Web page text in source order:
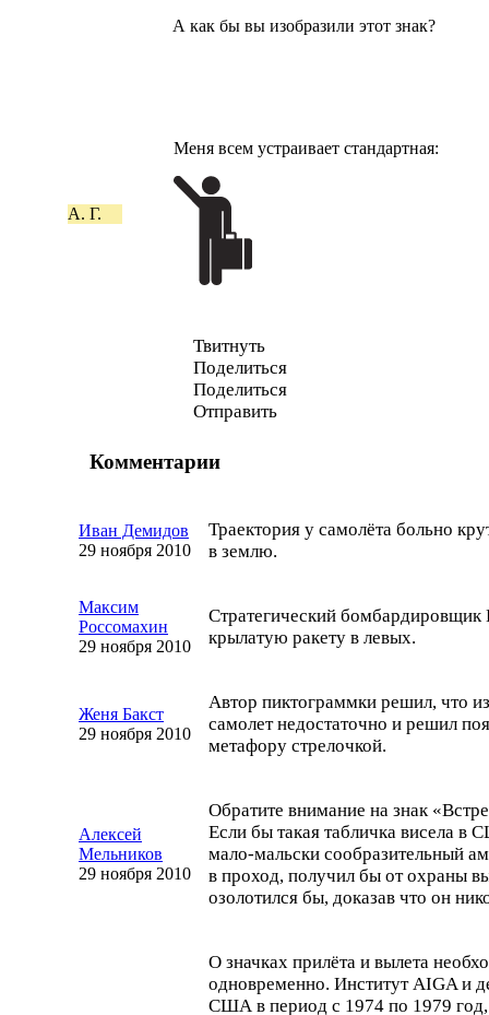
А как бы вы изобразили этот знак?
А. Г.
Меня всем устраивает стандартная:
Твитнуть
Поделиться
Поделиться
Отправить
Комментарии
Иван Демидов
29 ноября 2010
Траектория у самолёта больно
в землю.
Максим
Россомахин
29 ноября 2010
Стратегический
крылатую ракету в левых.
Женя Бакст
29 ноября 2010
Автор пиктограммки решил, что
самолет недостаточно и решил
метафору стрелочкой.
Алексей
Мельников
29 ноября 2010
Обратите внимание на знак
Если бы такая табличка висела в
мало-мальски сообразительный
в проход, получил бы от охраны
озолотился бы, доказав что он
О значках прилёта и вылета
одновременно. Институт AIGA и
США в период с 1974 по 1979 год,